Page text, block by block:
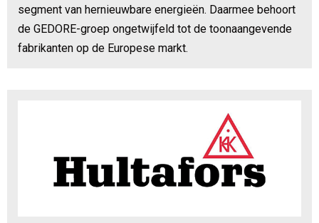
segment van hernieuwbare energieën. Daarmee behoort
de GEDORE-groep ongetwijfeld tot de toonaangevende
fabrikanten op de Europese markt.